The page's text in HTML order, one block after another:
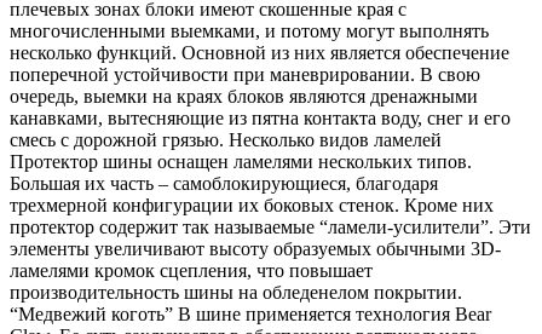
плечевых зонах блоки имеют скошенные края с
многочисленными выемками, и потому могут выполнять
несколько функций. Основной из них является обеспечение
поперечной устойчивости при маневрировании. В свою
очередь, выемки на краях блоков являются дренажными
канавками, вытесняющие из пятна контакта воду, снег и его
смесь с дорожной грязью. Несколько видов ламелей
Протектор шины оснащен ламелями нескольких типов.
Большая их часть – самоблокирующиеся, благодаря
трехмерной конфигурации их боковых стенок. Кроме них
протектор содержит так называемые “ламели-усилители”. Эти
элементы увеличивают высоту образуемых обычными 3D-
ламелями кромок сцепления, что повышает
производительность шины на обледенелом покрытии.
“Медвежий коготь” В шине применяется технология Bear